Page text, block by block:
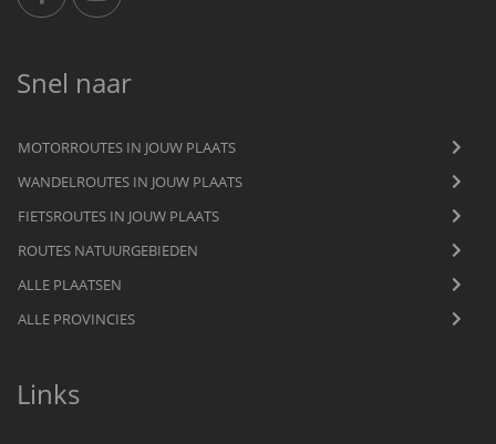
Snel naar
MOTORROUTES IN JOUW PLAATS
WANDELROUTES IN JOUW PLAATS
FIETSROUTES IN JOUW PLAATS
ROUTES NATUURGEBIEDEN
ALLE PLAATSEN
ALLE PROVINCIES
Links